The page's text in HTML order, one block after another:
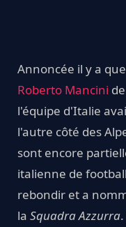
Annoncée il y a
Roberto Mancini
l'équipe d'Italie
l'autre côté des
sont encore
italienne de
rebondir et a
la Squadra Azzurra